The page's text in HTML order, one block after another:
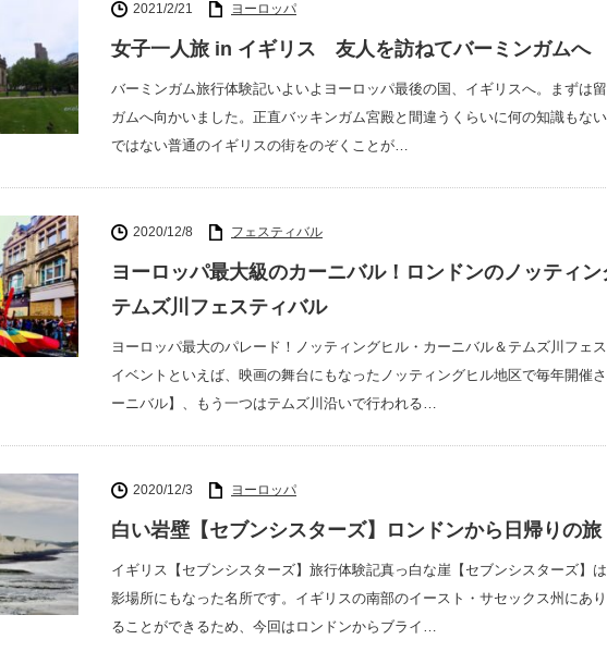
2021/2/21 ヨーロッパ
女子一人旅 in イギリス 友人を訪ねてバーミンガムへ
バーミンガム旅行体験記いよいよヨーロッパ最後の国、イギリスへ。まずは
ガムへ向かいました。正直バッキンガム宮殿と間違うくらいに何の知識もな
ではない普通のイギリスの街をのぞくことが…
2020/12/8 フェスティバル
ヨーロッパ最大級のカーニバル！ロンドンのノッティ
テムズ川フェスティバル
ヨーロッパ最大のパレード！ノッティングヒル・カーニバル＆テムズ川フェ
イベントといえば、映画の舞台にもなったノッティングヒル地区で毎年開催
ーニバル】、もう一つはテムズ川沿いで行われる…
2020/12/3 ヨーロッパ
白い岩壁【セブンシスターズ】ロンドンから日帰りの旅
イギリス【セブンシスターズ】旅行体験記真っ白な崖【セブンシスターズ】
影場所にもなった名所です。イギリスの南部のイースト・サセックス州にあ
ることができるため、今回はロンドンからブライ…